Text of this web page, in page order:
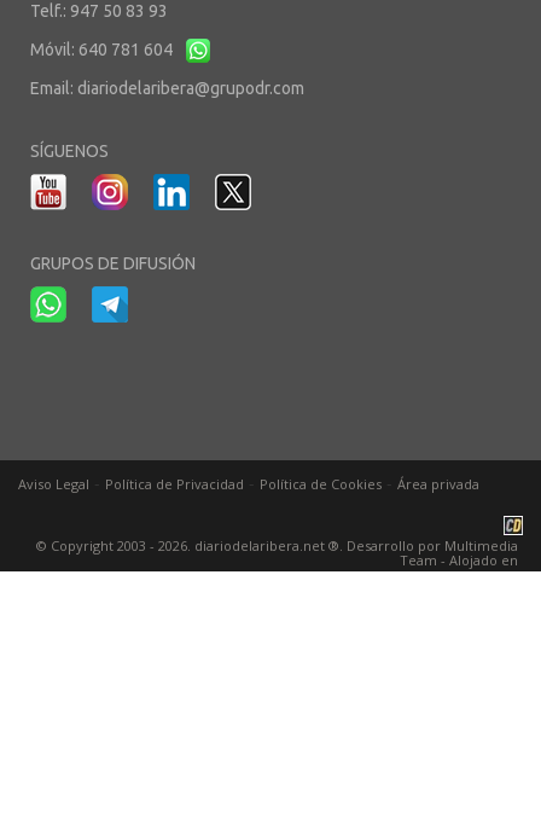
Telf.: 947 50 83 93
Móvil: 640 781 604
Email: diariodelaribera@grupodr.com
SÍGUENOS
GRUPOS DE DIFUSIÓN
Aviso Legal Política de Privacidad Política de Cookies Área privada
© Copyright 2003 - 2026. diariodelaribera.net ®. Desarrollo por Multimedia
Team - Alojado en